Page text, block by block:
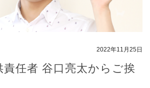
2022年11月25日
任者 谷口亮太からご挨